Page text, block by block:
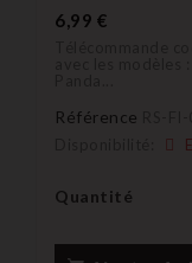
6,99 €
Référence
Quantité